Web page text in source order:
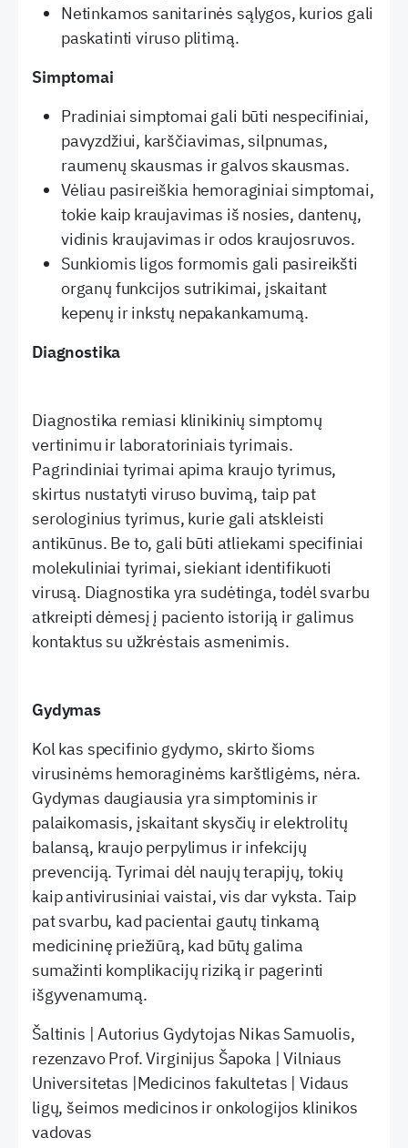
Netinkamos sanitarinės sąlygos, kurios gali
paskatinti viruso plitimą.
Simptomai
Pradiniai simptomai gali būti nespecifiniai,
pavyzdžiui, karščiavimas, silpnumas,
raumenų skausmas ir galvos skausmas.
Vėliau pasireiškia hemoraginiai simptomai,
tokie kaip kraujavimas iš nosies, dantenų,
vidinis kraujavimas ir odos kraujosruvos.
Sunkiomis ligos formomis gali pasireikšti
organų funkcijos sutrikimai, įskaitant
kepenų ir inkstų nepakankamumą.
Diagnostika
Diagnostika remiasi klinikinių simptomų
vertinimu ir laboratoriniais tyrimais.
Pagrindiniai tyrimai apima kraujo tyrimus,
skirtus nustatyti viruso buvimą, taip pat
serologinius tyrimus, kurie gali atskleisti
antikūnus. Be to, gali būti atliekami specifiniai
molekuliniai tyrimai, siekiant identifikuoti
virusą. Diagnostika yra sudėtinga, todėl svarbu
atkreipti dėmesį į paciento istoriją ir galimus
kontaktus su užkrėstais asmenimis.
Gydymas
Kol kas specifinio gydymo, skirto šioms
virusinėms hemoraginėms karštligėms, nėra.
Gydymas daugiausia yra simptominis ir
palaikomasis, įskaitant skysčių ir elektrolitų
balansą, kraujo perpylimus ir infekcijų
prevenciją. Tyrimai dėl naujų terapijų, tokių
kaip antivirusiniai vaistai, vis dar vyksta. Taip
pat svarbu, kad pacientai gautų tinkamą
medicininę priežiūrą, kad būtų galima
sumažinti komplikacijų riziką ir pagerinti
išgyvenamumą.
Šaltinis | Autorius Gydytojas Nikas Samuolis,
rezenzavo Prof. Virginijus Šapoka | Vilniaus
Universitetas |Medicinos fakultetas | Vidaus
ligų, šeimos medicinos ir onkologijos klinikos
vadovas